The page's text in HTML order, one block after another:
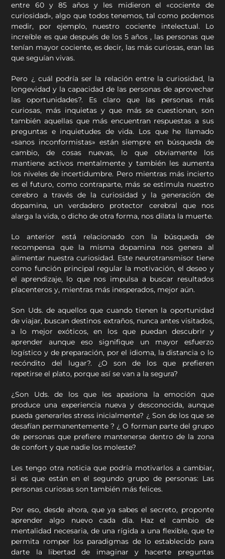
entre 60 y 85 años y les midieron el «cociente de
curiosidad», algo que todos tenemos, tal como podemos
medir, por ejemplo, nuestro cociente intelectual. Lo
increíble es que después de los 5 años , las personas que
tenían mayor cociente, es decir, las más curiosas, eran las
que seguían vivas.
Pero ¿ cuál podría ser la relación entre la curiosidad, la
longevidad y la capacidad de las personas de aprovechar
las oportunidades?. Es claro que las personas más
curiosas, más inquietas y que más se cuestionan, son
también aquellas que más encuentran respuestas a sus
preguntas e inquietudes de vida. Los que he llamado
«sanos inconformistas» están siempre en búsqueda de
cambio, de cosas nuevas, lo que obviamente los
mantiene activos mentalmente y también les aumenta
los niveles de incertidumbre. Pero mientras más incierto
es el futuro, como contraparte, más se estimula nuestro
cerebro a través de la curiosidad y la generación de
dopamina, un verdadero protector cerebral que nos
alarga la vida, o dicho de otra forma, nos dilata la muerte.
Lo anterior está relacionado con la búsqueda de
recompensa que la misma dopamina nos genera al
alimentar nuestra curiosidad. Este neurotransmisor tiene
como función principal regular la motivación, el deseo y
el aprendizaje, lo que nos impulsa a buscar resultados
placenteros y, mientras más inesperados, mejor aún.
Son Uds. de aquellos que cuando tienen la oportunidad
de viajar, buscan destinos extraños, nunca antes visitados,
a lo mejor exóticos, en los que puedan descubrir y
aprender aunque eso signifique un mayor esfuerzo
logístico y de preparación, por el idioma, la distancia o lo
recóndito del lugar?. ¿O son de los que prefieren
repetirse el plato, porque así se van a la segura?
¿Son Uds. de los que les apasiona la emoción que
produce una experiencia nueva y desconocida, aunque
pueda generarles stress inicialmente? ¿ Son de los que se
desafían permanentemente ? ¿ O forman parte del grupo
de personas que prefiere mantenerse dentro de la zona
de confort y que nadie los moleste?
Les tengo otra noticia que podría motivarlos a cambiar,
si es que están en el segundo grupo de personas: Las
personas curiosas son también más felices.
Por eso, desde ahora, que ya sabes el secreto, proponte
aprender algo nuevo cada día. Haz el cambio de
mentalidad necesaria, de una rígida a una flexible, que te
permita romper los paradigmas de lo establecido para
darte la libertad de imaginar y hacerte preguntas